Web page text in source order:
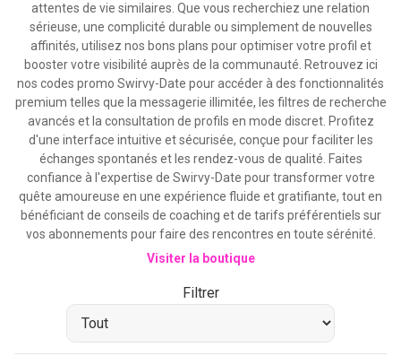
attentes de vie similaires. Que vous recherchiez une relation
sérieuse, une complicité durable ou simplement de nouvelles
affinités, utilisez nos bons plans pour optimiser votre profil et
booster votre visibilité auprès de la communauté. Retrouvez ici
nos codes promo Swirvy-Date pour accéder à des fonctionnalités
premium telles que la messagerie illimitée, les filtres de recherche
avancés et la consultation de profils en mode discret. Profitez
d'une interface intuitive et sécurisée, conçue pour faciliter les
échanges spontanés et les rendez-vous de qualité. Faites
confiance à l'expertise de Swirvy-Date pour transformer votre
quête amoureuse en une expérience fluide et gratifiante, tout en
bénéficiant de conseils de coaching et de tarifs préférentiels sur
vos abonnements pour faire des rencontres en toute sérénité.
Visiter la boutique
Filtrer